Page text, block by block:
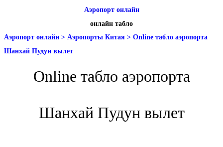
Аэропорт онлайн
онлайн табло
Аэропорт онлайн > Аэропорты Китая > Online табло аэропорта
Шанхай Пудун вылет
Online табло аэропорта
Шанхай Пудун вылет